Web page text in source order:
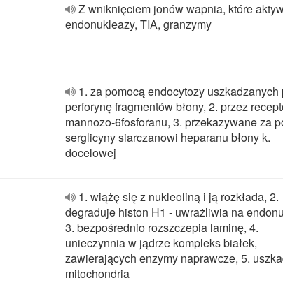
Z wniknięciem jonów wapnia, które
endonukleazy, TIA, granzymy
1. za pomocą endocytozy uszkadzanych
perforynę fragmentów błony, 2. przez
mannozo-6fosforanu, 3. przekazywane za
serglicyny siarczanowi heparanu błony k.
docelowej
1. wiążę się z nukleoliną i ją rozkłada, 2.
degraduje histon H1 - uwrażliwia na
3. bezpośrednio rozszczepia laminę, 4.
unieczynnia w jądrze kompleks białek,
zawierających enzymy naprawcze, 5.
mitochondria